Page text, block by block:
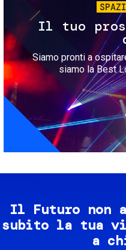
Il tuo
Siamo pronti a
siamo la Best
Il Futuro non
subito la tua
a